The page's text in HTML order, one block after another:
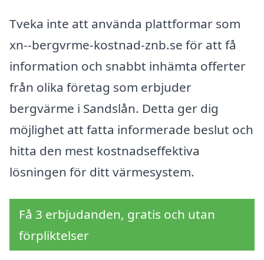
Tveka inte att använda plattformar som
xn--bergvrme-kostnad-znb.se för att få
information och snabbt inhämta offerter
från olika företag som erbjuder
bergvärme i Sandslån. Detta ger dig
möjlighet att fatta informerade beslut och
hitta den mest kostnadseffektiva
lösningen för ditt värmesystem.
Få 3 erbjudanden, gratis och utan
förpliktelser